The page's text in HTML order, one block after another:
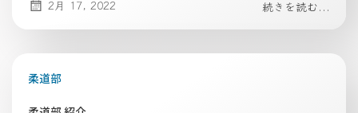
2月 17, 2022 続きを読む...
柔道部